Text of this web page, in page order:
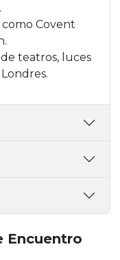
como Covent
de teatros, luces
Encuentro